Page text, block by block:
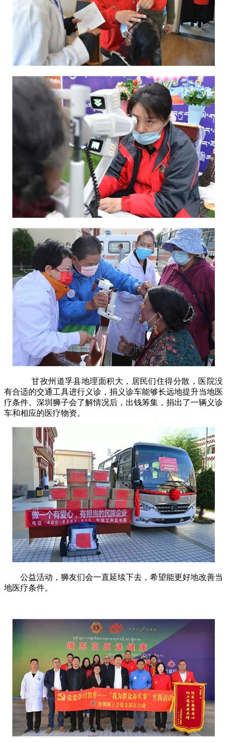
甘孜州道孚县地理面积大，居民们住得分散，医院没
有合适的交通工具进行义诊，捐义诊车能够长远地提升当地医
疗条件。深圳狮子会了解情况后，出钱筹集，捐出了一辆义诊
车和相应的医疗物资。
公益活动，狮友们会一直延续下去，希望能更好地改善当
地医疗条件。